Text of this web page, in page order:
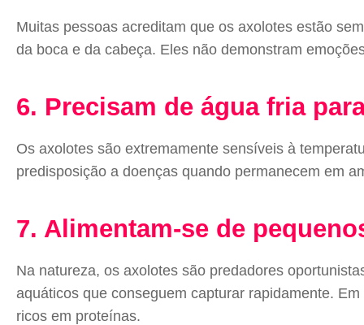
Muitas pessoas acreditam que os axolotes estão
da boca e da cabeça. Eles não demonstram
6. Precisam de água fria
Os axolotes são extremamente sensíveis à
predisposição a doenças quando permanecem em
7. Alimentam-se de
Na natureza, os axolotes são predadores
aquáticos que conseguem capturar rapidamente.
ricos em proteínas.